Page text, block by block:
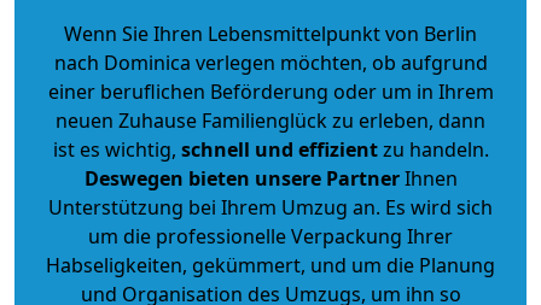
Wenn Sie Ihren Lebensmittelpunkt von Berlin
nach Dominica verlegen möchten, ob aufgrund
einer beruflichen Beförderung oder um in Ihrem
neuen Zuhause Familienglück zu erleben, dann
ist es wichtig, schnell und effizientzu handeln.
Deswegen bieten unsere PartnerIhnen
Unterstützung bei Ihrem Umzug an. Es wird sich
um die professionelle Verpackung Ihrer
Habseligkeiten, gekümmert, und um die Planung
und Organisation des Umzugs, um ihn so